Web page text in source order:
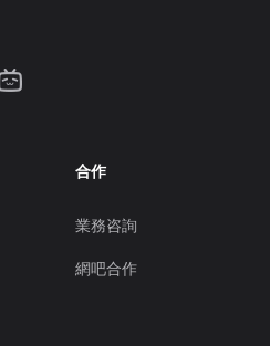
合作
業務咨詢
網吧合作